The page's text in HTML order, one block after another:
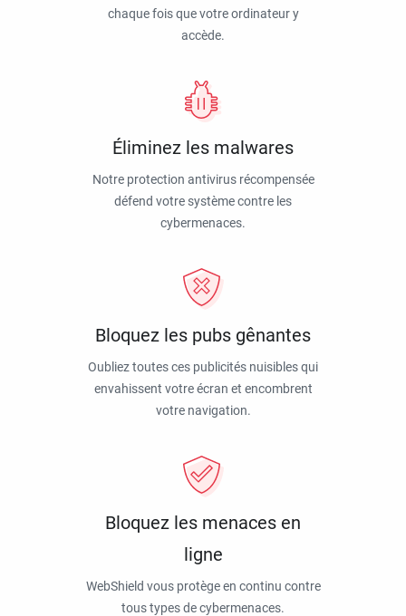
chaque fois que votre ordinateur y
accède.
Éliminez les malwares
Notre protection antivirus récompensée
défend votre système contre les
cybermenaces.
Bloquez les pubs gênantes
Oubliez toutes ces publicités nuisibles qui
envahissent votre écran et encombrent
votre navigation.
Bloquez les menaces en
ligne
WebShield vous protège en continu contre
tous types de cybermenaces.